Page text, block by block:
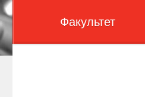
Факультет